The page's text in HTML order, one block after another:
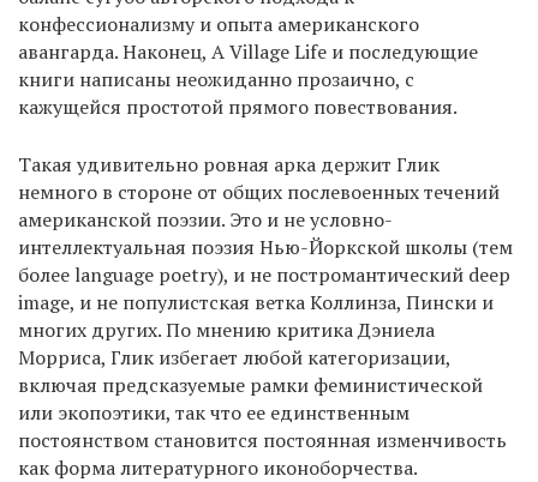
конфессионализму и опыта американского
авангарда. Наконец, A Village Life и последующие
книги написаны неожиданно прозаично, с
кажущейся простотой прямого повествования.
Такая удивительно ровная арка держит Глик
немного в стороне от общих послевоенных течений
американской поэзии. Это и не условно-
интеллектуальная поэзия Нью-Йоркской школы (тем
более language poetry), и не постромантический deep
image, и не популистская ветка Коллинза, Пински и
многих других. По мнению критика Дэниела
Морриса, Глик избегает любой категоризации,
включая предсказуемые рамки феминистической
или экопоэтики, так что ее единственным
постоянством становится постоянная изменчивость
как форма литературного иконоборчества.